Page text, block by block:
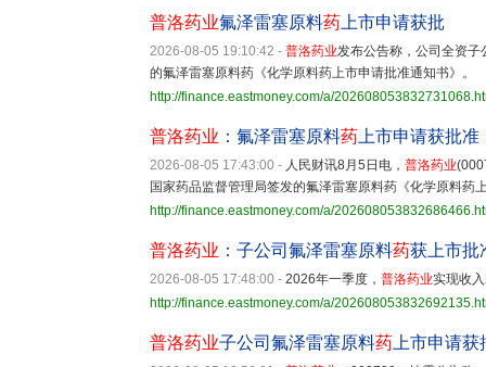
普洛药业氟泽雷塞原料药 上市申请获批
2026-08-05 19:10:42 - 普洛药业发布公告称，公司全资
的氟泽雷塞原料药《化学原料药上市申请批准通知书》。
http://finance.eastmoney.com/a/
普洛药业 ：氟泽雷塞原料药 上市申请获批准
2026-08-05 17:43:00 - 人民财讯8月5日电， 普洛药业
国家药品监督管理局签发的氟泽雷塞原料药《化学原料药
http://finance.eastmoney.com/a/
普洛药业 ：子公司氟泽雷塞原料药获上市批
2026-08-05 17:48:00 - 2026年一季度， 普洛药业实现收
http://finance.eastmoney.com/a/
普洛药业子公司氟泽雷塞原料药 上市申请获